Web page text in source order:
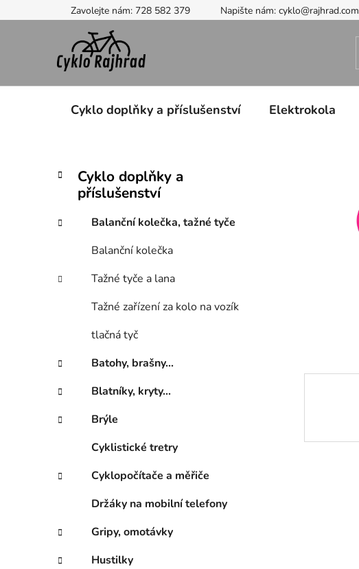
na
Zavolejte nám: 728 582 379 Napište nám: cyklo@rajhrad.com
Cyklo doplňky a příslušenství Elektrokola
P
t
n
n
e
l
Přeskočit
kategorie
K
a
g
i
e
Cyklo doplňky a
příslušenství
Balanční kolečka, tažné tyče
Balanční kolečka
Tažné tyče a lana
Tažné zařízení za kolo na vozík
tlačná tyč
Batohy, brašny...
Blatníky, kryty...
Brýle
Cyklistické tretry
Cyklopočítače a měřiče
Držáky na mobilní telefony
Gripy, omotávky
Hustilky